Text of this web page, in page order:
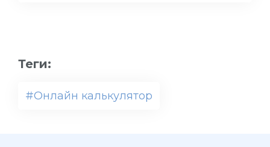
Теги:
#Онлайн калькулятор